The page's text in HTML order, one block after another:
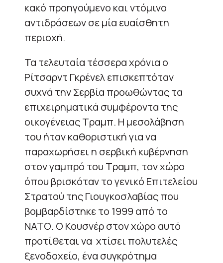
κακό προηγούμενο και ντόμινο
αντιδράσεων σε μία ευαίσθητη
περιοχή.
Τα τελευταία τέσσερα χρόνια ο
Ρίτσαρντ Γκρένελ επισκεπτόταν
συχνά την Σερβία προωθώντας τα
επιχειρηματικά συμφέροντα της
οικογένειας Τραμπ. Η μεσολάβηση
του ήταν καθοριστική για να
παραχωρήσει η σερβική κυβέρνηση
στον γαμπρό του Τραμπ, τον χώρο
όπου βρισκόταν το γενικό Επιτελείου
Στρατού της Γιουγκοσλαβίας που
βομβαρδίστηκε το 1999 από το
ΝΑΤΟ. Ο Κουσνέρ στον χώρο αυτό
προτίθεται να χτίσει πολυτελές
ξενοδοχείο, ένα συγκρότημα